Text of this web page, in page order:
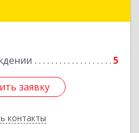
5
заявку
контакты
Подробнее
заявку